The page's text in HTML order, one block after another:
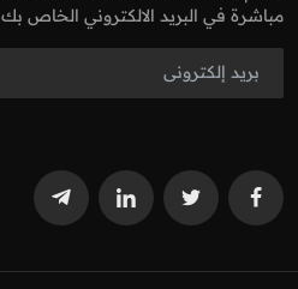
مباشرة في البريد الالكتروني الخاص بك